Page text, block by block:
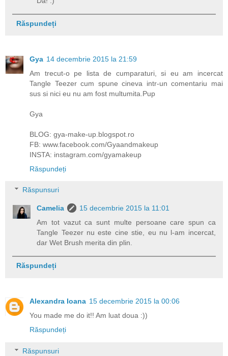
Răspundeți
Gya 14 decembrie 2015 la 21:59
Am trecut-o pe lista de cumparaturi, si eu am incercat
Tangle Teezer cum spune cineva intr-un comentariu mai
sus si nici eu nu am fost multumita.Pup
Gya
BLOG: gya-make-up.blogspot.ro
FB: www.facebook.com/Gyaandmakeup
INSTA: instagram.com/gyamakeup
Răspundeți
Răspunsuri
Camelia
15 decembrie 2015 la 11:01
Am tot vazut ca sunt multe persoane care spun ca
Tangle Teezer nu este cine stie, eu nu l-am incercat,
dar Wet Brush merita din plin.
Răspundeți
Alexandra Ioana 15 decembrie 2015 la 00:06
You made me do it!! Am luat doua :))
Răspundeți
Răspunsuri